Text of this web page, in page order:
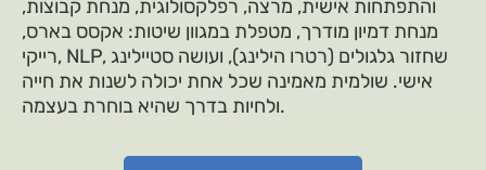
והתפתחות אישית, מרצה, רפלקסולוגית, מנחת קבוצות,
מנחת דמיון מודרך, מטפלת במגוון שיטות: אקסס בארס,
רייקי, NLP, שחזור גלגולים (רטרו הילינג), ועושה סטיילינג
אישי. שולמית מאמינה שכל אחת יכולה לשנות את חייה
ולחיות בדרך שהיא בוחרת בעצמה.